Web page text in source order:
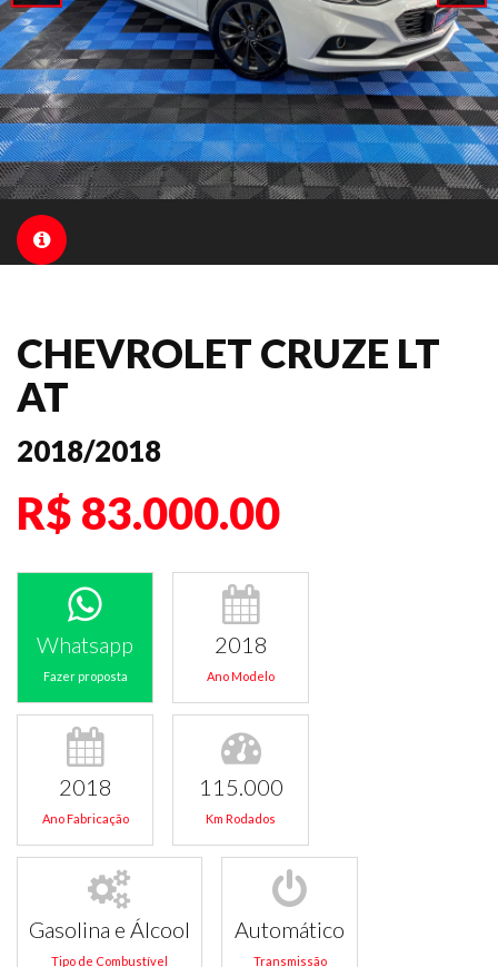
CHEVROLET CRUZE LT
AT
2018/2018
R$ 83.000.00
Whatsapp
Fazer proposta
2018
Ano Modelo
2018
Ano Fabricação
115.000
Km Rodados
Gasolina e Álcool
Tipo de Combustível
Automático
Transmissão